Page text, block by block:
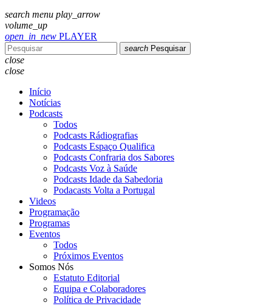
search menu play_arrow
volume_up
open_in_new PLAYER
search Pesquisar
close
close
Início
Notícias
Podcasts
Todos
Podcasts Rádiografias
Podcasts Espaço Qualifica
Podcasts Confraria dos Sabores
Podcasts Voz à Saúde
Podcasts Idade da Sabedoria
Podacasts Volta a Portugal
Videos
Programação
Programas
Eventos
Todos
Próximos Eventos
Somos Nós
Estatuto Editorial
Equipa e Colaboradores
Política de Privacidade